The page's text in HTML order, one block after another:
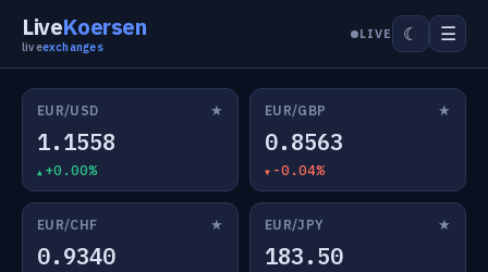
LiveKoersen
liveexchanges
LIVE ☾ ☰
EUR/USD ★
1.1558
+0.00%
EUR/GBP ★
0.8563
-0.04%
EUR/CHF ★
0.9340
EUR/JPY ★
183.50